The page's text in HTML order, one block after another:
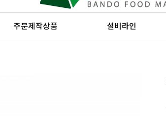
주문제작상품 설비라인